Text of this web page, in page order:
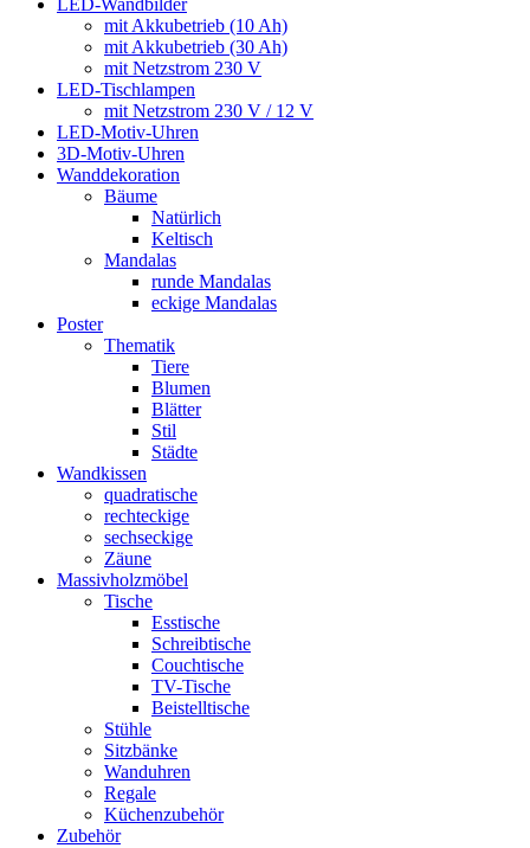
LED-Wandbilder
mit Akkubetrieb (10 Ah)
mit Akkubetrieb (30 Ah)
mit Netzstrom 230 V
LED-Tischlampen
mit Netzstrom 230 V / 12 V
LED-Motiv-Uhren
3D-Motiv-Uhren
Wanddekoration
Bäume
Natürlich
Keltisch
Mandalas
runde Mandalas
eckige Mandalas
Poster
Thematik
Tiere
Blumen
Blätter
Stil
Städte
Wandkissen
quadratische
rechteckige
sechseckige
Zäune
Massivholzmöbel
Tische
Esstische
Schreibtische
Couchtische
TV-Tische
Beistelltische
Stühle
Sitzbänke
Wanduhren
Regale
Küchenzubehör
Zubehör